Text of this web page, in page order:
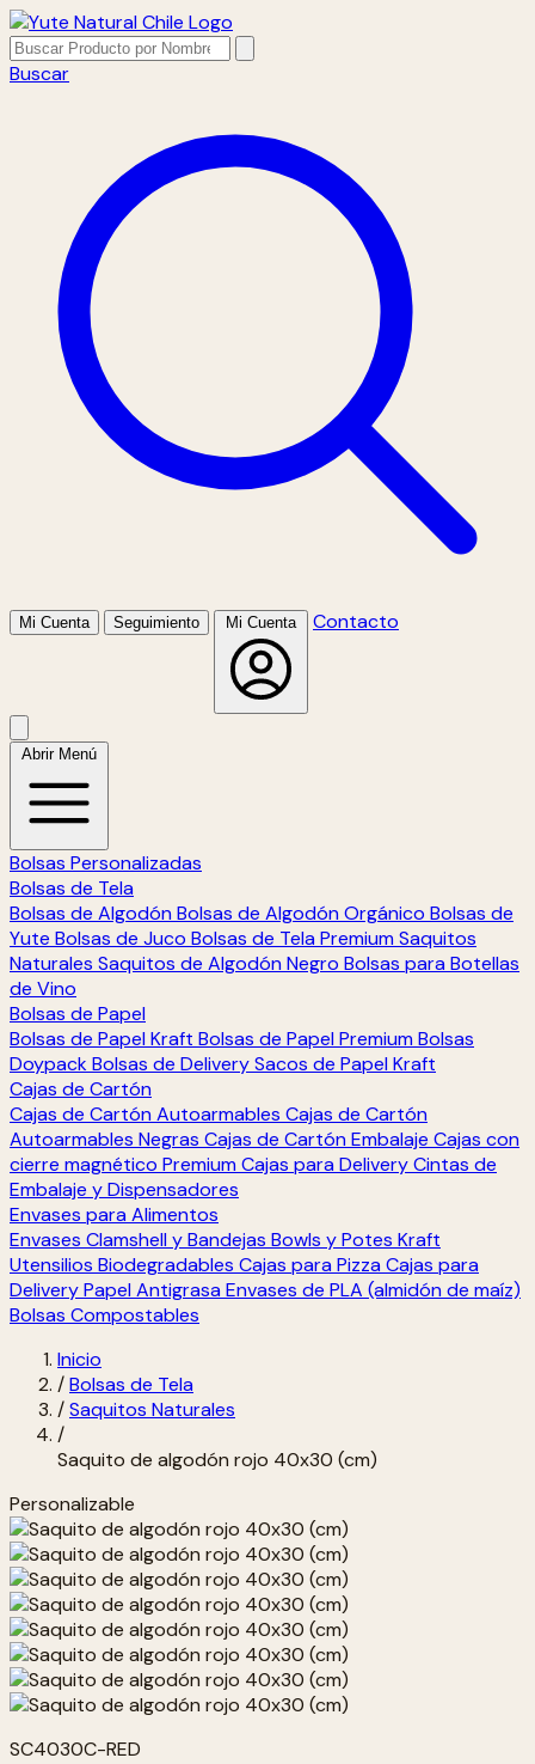
Buscar
Mi Cuenta Seguimiento Mi Cuenta Contacto
Abrir Menú
Bolsas Personalizadas
Bolsas de Tela
Bolsas de Algodón Bolsas de Algodón Orgánico Bolsas de
Yute Bolsas de Juco Bolsas de Tela Premium Saquitos
Naturales Saquitos de Algodón Negro Bolsas para Botellas
de Vino
Bolsas de Papel
Bolsas de Papel Kraft Bolsas de Papel Premium Bolsas
DoypackBolsas de DeliverySacos de Papel Kraft
Cajas de Cartón
Cajas de Cartón Autoarmables Cajas de Cartón
Autoarmables Negras Cajas de Cartón Embalaje Cajas con
cierre magnético Premium Cajas para DeliveryCintas de
Embalaje y Dispensadores
Envases para Alimentos
Envases Clamshell y Bandejas Bowls y Potes Kraft
Utensilios Biodegradables Cajas para Pizza Cajas para
DeliveryPapel Antigrasa Envases de PLA (almidón de maíz)
Bolsas Compostables
Inicio
/Bolsas de Tela
/Saquitos Naturales
/
Saquito de algodón rojo 40x30 (cm)
Personalizable
SC4030C-RED